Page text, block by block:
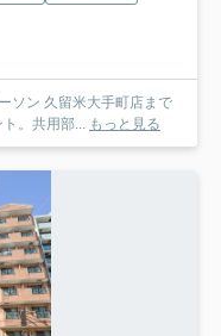
ソン 久留米大手町店まで
。共用部... もっと見る